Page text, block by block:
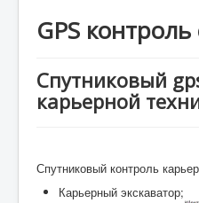
GPS
Спутниковый
карьерной
Спутниковый контроль
Карьерный экскаватор;